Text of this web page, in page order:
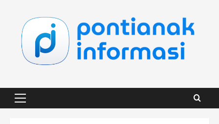
content
Primary